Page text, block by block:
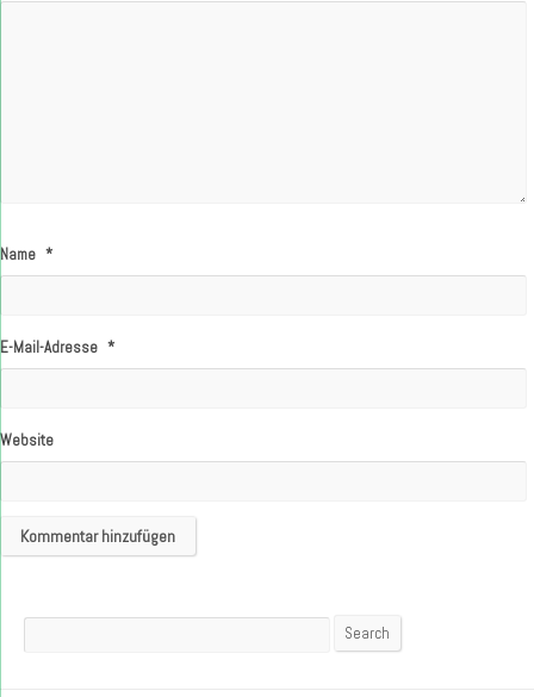
Name *
E-Mail-Adresse *
Website
Search Search